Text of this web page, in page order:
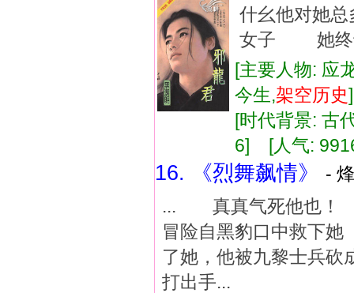
什幺他对她
女子 她终
[主要人物: 应
今生,架空历史
[时代背景: 古
6] [人气:
16. 《烈舞飙情》
-
... 真真气死他也！
冒险自黑豹口中救
了她，他被九黎士兵
打出手...